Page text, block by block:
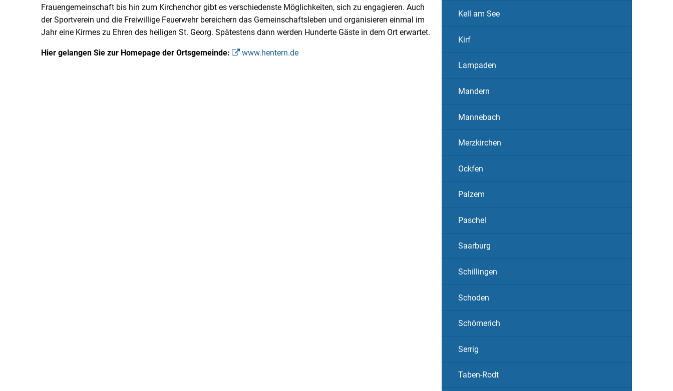
Frauengemeinschaft bis hin zum Kirchenchor gibt es verschiedenste Möglichkeiten, sich zu engagieren. Auch
der Sportverein und die Freiwillige Feuerwehr bereichern das Gemeinschaftsleben und organisieren einmal im
Jahr eine Kirmes zu Ehren des heiligen St. Georg. Spätestens dann werden Hunderte Gäste in dem Ort erwartet.
Hier gelangen Sie zur Homepage der Ortsgemeinde: www.hentern.de
Kell am See
Kirf
Lampaden
Mandern
Mannebach
Merzkirchen
Ockfen
Palzem
Paschel
Saarburg
Schillingen
Schoden
Schömerich
Serrig
Taben-Rodt